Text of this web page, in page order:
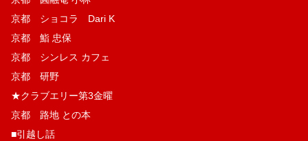
京都 ショコラ Dari K
京都 鮨 忠保
京都 シンレス カフェ
京都 研野
★クラブエリー第3金曜
京都 路地 との本
■引越し話